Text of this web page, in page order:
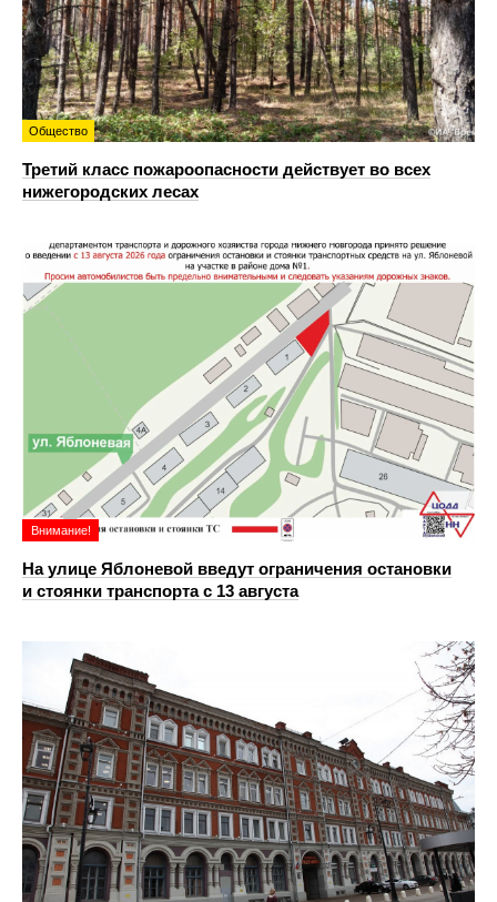
Общество
Третий класс пожароопасности действует во всех
нижегородских лесах
Внимание!
На улице Яблоневой введут ограничения остановки
и стоянки транспорта с 13 августа